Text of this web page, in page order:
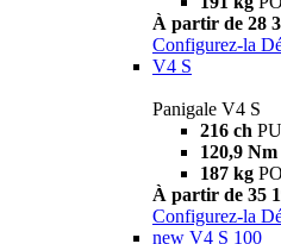
À partir de 28
Configurez-la
V4 S
Panigale V4 S
216 ch
120,9 Nm
187 kg
À partir de 35
Configurez-la
new V4 S 100